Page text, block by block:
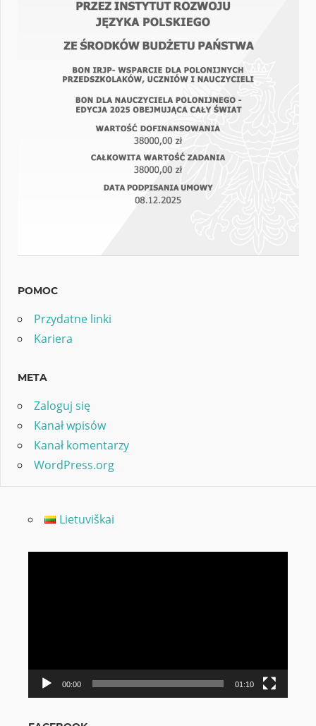
POMOC
Przydatne linki
Kariera
META
Zaloguj się
Kanał wpisów
Kanał komentarzy
WordPress.org
Lietuviškai
00:00 01:10